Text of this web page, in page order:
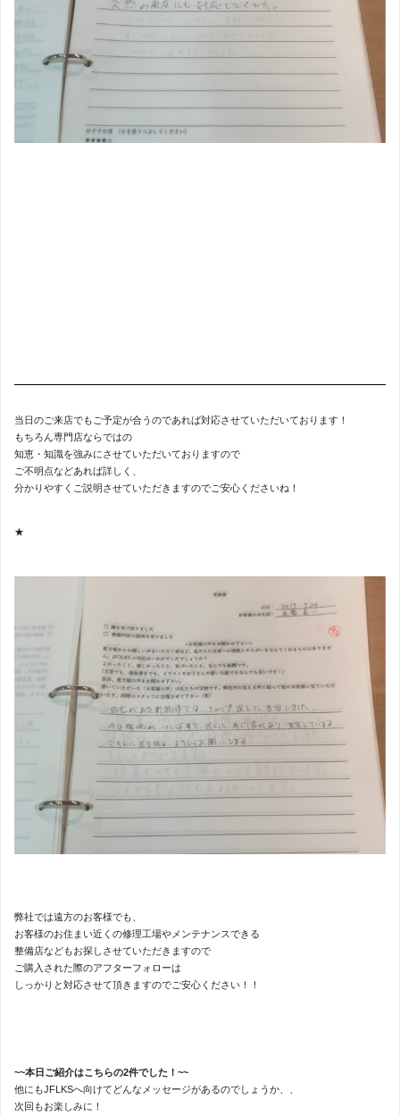
当日のご来店でもご予定が合うのであれば対応させていただいております！
もちろん専門店ならではの
知恵・知識を強みにさせていただいておりますので
ご不明点などあれば詳しく、
分かりやすくご説明させていただきますのでご安心くださいね！
★
弊社では遠方のお客様でも、
お客様のお住まい近くの修理工場やメンテナンスできる
整備店などもお探しさせていただきますので
ご購入された際のアフターフォローは
しっかりと対応させて頂きますのでご安心ください！！
~~本日ご紹介はこちらの2件でした！~~
他にもJFLKSへ向けてどんなメッセージがあるのでしょうか、、
次回もお楽しみに！